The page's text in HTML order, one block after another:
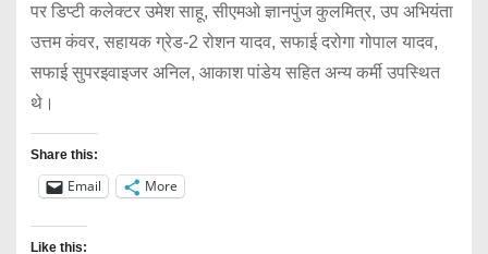
पर डिप्टी कलेक्टर उमेश साहू, सीएमओ ज्ञानपुंज कुलमित्र, उप अभियंता
उत्तम कंवर, सहायक ग्रेड-2 रोशन यादव, सफाई दरोगा गोपाल यादव,
सफाई सुपरइवाइजर अनिल, आकाश पांडेय सहित अन्य कर्मी उपस्थित
थे।
Share this:
Email More
Like this: